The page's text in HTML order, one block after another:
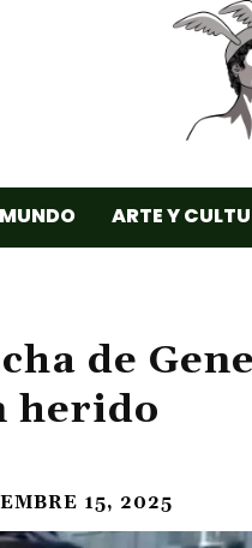
MUNDO ARTE Y
de
herido
15, 2025